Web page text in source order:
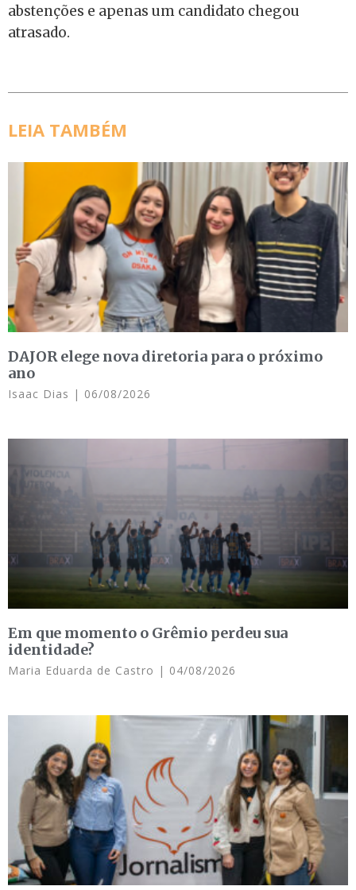
abstenções e apenas um candidato chegou
atrasado.
LEIA TAMBÉM
DAJOR elege nova diretoria para o próximo
ano
Isaac Dias 06/08/2026
Em que momento o Grêmio perdeu sua
identidade?
Maria Eduarda de Castro 04/08/2026